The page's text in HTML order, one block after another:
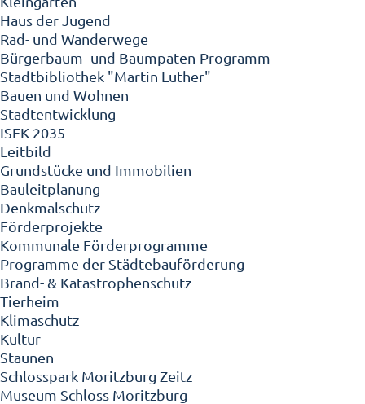
Haus der Jugend
Rad- und Wanderwege
Bürgerbaum- und Baumpaten-Programm
Stadtbibliothek "Martin Luther"
Bauen und Wohnen
Stadtentwicklung
ISEK 2035
Leitbild
Grundstücke und Immobilien
Bauleitplanung
Denkmalschutz
Förderprojekte
Kommunale Förderprogramme
Programme der Städtebauförderung
Brand- & Katastrophenschutz
Tierheim
Klimaschutz
Kultur
Staunen
Schlosspark Moritzburg Zeitz
Museum Schloss Moritzburg